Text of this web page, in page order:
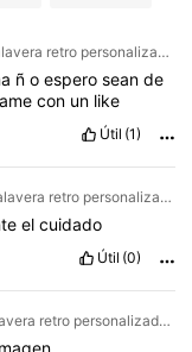
Tipo de Estilo: Collar de calavera retro personalizado / Color: Plateado / Talla: Unitalla
ñ o espero sean de
con un like
Útil (1)
Tipo de Estilo: Collar de calavera retro personalizado / Color: Plateado / Talla: Unitalla
el cuidado
Útil (0)
Tipo de Estilo: Collar de calavera retro personalizado / Color: Negro / Talla: Unitalla